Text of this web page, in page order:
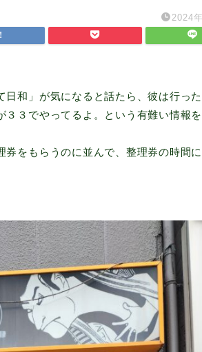
2024
和」が気になると話たら、彼は行っ
３でやってるよ。という有難い情報
券をもらうのに並んで、整理券の時間